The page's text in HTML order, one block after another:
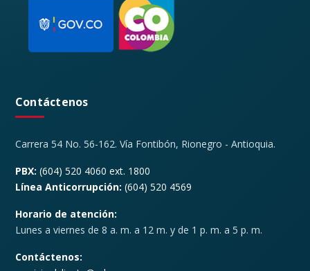
Contáctenos
Carrera 54 No. 56-162. Vía Fontibón, Rionegro - Antioquia.
PBX: (604) 520 4060 ext. 1800
Línea Anticorrupción: (604) 520 4569
Horario de atención:
Lunes a viernes de 8 a. m. a 12 m. y de 1 p. m. a 5 p. m.
Contáctenos: